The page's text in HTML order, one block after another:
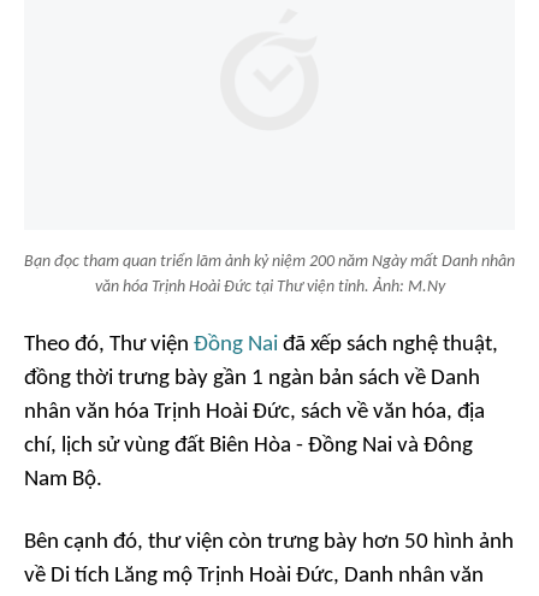
Bạn đọc tham quan triển lãm ảnh kỷ niệm 200 năm Ngày mất Danh nhân
văn hóa Trịnh Hoài Đức tại Thư viện tỉnh. Ảnh: M.Ny
Theo đó, Thư viện Đồng Nai đã xếp sách nghệ thuật,
đồng thời trưng bày gần 1 ngàn bản sách về Danh
nhân văn hóa Trịnh Hoài Đức, sách về văn hóa, địa
chí, lịch sử vùng đất Biên Hòa - Đồng Nai và Đông
Nam Bộ.
Bên cạnh đó, thư viện còn trưng bày hơn 50 hình ảnh
về Di tích Lăng mộ Trịnh Hoài Đức, Danh nhân văn